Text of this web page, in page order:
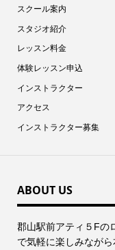
スクール案内
スタジオ紹介
レッスン料金
体験レッスン申込
インストラクター
アクセス
インストラクター募集
ABOUT US
郡⼭駅前アティ５Fの
で気軽に楽しみなが